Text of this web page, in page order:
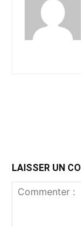
LAISSER UN